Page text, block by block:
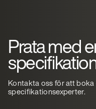
Prata med
Kontakta oss för att
specifikationsexperter.